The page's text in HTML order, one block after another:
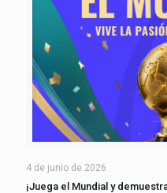
4 de junio de 2026
¡Juega el Mundial y